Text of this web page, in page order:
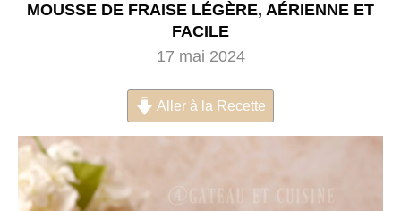
MOUSSE DE FRAISE LÉGÈRE, AÉRIENNE ET
FACILE
17 mai 2024
Aller à la Recette